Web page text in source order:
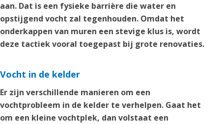
aan. Dat is een fysieke barrière die water en
opstijgend vocht zal tegenhouden. Omdat het
onderkappen van muren een stevige klus is, wordt
deze tactiek vooral toegepast bij grote renovaties.
Vocht in de kelder
Er zijn verschillende manieren om een
vochtprobleem in de kelder te verhelpen. Gaat het
om een kleine vochtplek, dan volstaat een